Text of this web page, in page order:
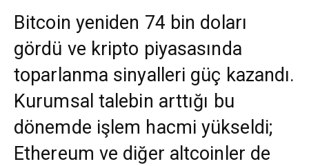
Bitcoin yeniden 74 bin doları
gördü ve kripto piyasasında
toparlanma sinyalleri güç kazandı.
Kurumsal talebin arttığı bu
dönemde işlem hacmi yükseldi;
Ethereum ve diğer altcoinler de